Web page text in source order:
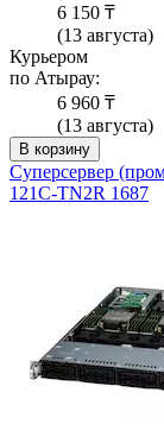
6 150 ₸
(13 августа)
Курьером
по Атырау:
6 960 ₸
(13 августа)
В корзину
Суперсервер
121C-TN2R 1687